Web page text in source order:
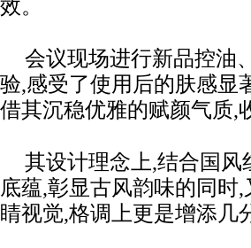
效。
会议现场进行新品控油
验,感受了使用后的肤感显
借其沉稳优雅的赋颜气质,
其设计理念上,结合国
底蕴,彰显古风韵味的同时
睛视觉,格调上更是增添几